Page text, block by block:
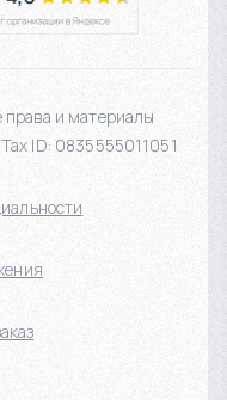
и материалы
ID: 0835555011051